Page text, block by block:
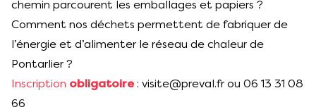
chemin parcourent les emballages et papiers ?
Comment nos déchets permettent de fabriquer de
l’énergie et d’alimenter le réseau de chaleur de
Pontarlier ?
Inscription obligatoire : visite@preval.fr ou 06 13 31 08
66